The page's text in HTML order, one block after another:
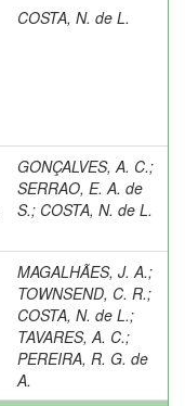
COSTA, N. de L.
GONÇALVES, A. C.;
SERRAO, E. A. de
S.; COSTA, N. de L.
MAGALHÃES, J. A.;
TOWNSEND, C. R.;
COSTA, N. de L.;
TAVARES, A. C.;
PEREIRA, R. G. de
A.